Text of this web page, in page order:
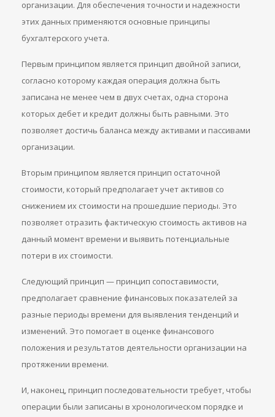
организации. Для обеспечения точности и надежности
этих данных применяются основные принципы
бухгалтерского учета.
Первым принципом является принцип двойной записи,
согласно которому каждая операция должна быть
записана не менее чем в двух счетах, одна сторона
которых дебет и кредит должны быть равными. Это
позволяет достичь баланса между активами и пассивами
организации.
Вторым принципом является принцип остаточной
стоимости, который предполагает учет активов со
снижением их стоимости на прошедшие периоды. Это
позволяет отразить фактическую стоимость активов на
данный момент времени и выявить потенциальные
потери в их стоимости.
Следующий принцип — принцип сопоставимости,
предполагает сравнение финансовых показателей за
разные периоды времени для выявления тенденций и
изменений. Это помогает в оценке финансового
положения и результатов деятельности организации на
протяжении времени.
И, наконец, принцип последовательности требует, чтобы
операции были записаны в хронологическом порядке и